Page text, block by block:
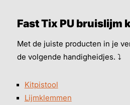
Fast Tix PU bruislijm
Met de juiste producten in je
de volgende handigheidjes. ⤵
Kitpistool
Lijmklemmen